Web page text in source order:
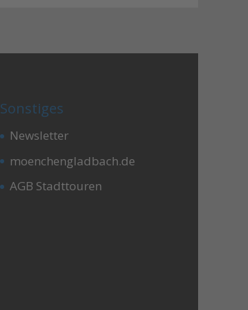
Sonstiges
Newsletter
moenchengladbach.de
AGB Stadttouren